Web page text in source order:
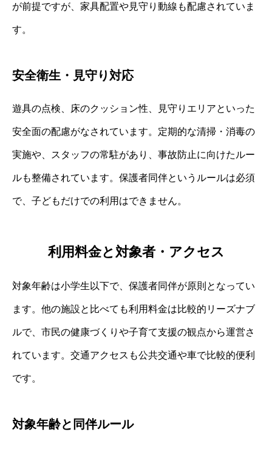
が前提ですが、家具配置や見守り動線も配慮されていま
す。
安全衛生・見守り対応
遊具の点検、床のクッション性、見守りエリアといった
安全面の配慮がなされています。定期的な清掃・消毒の
実施や、スタッフの常駐があり、事故防止に向けたルー
ルも整備されています。保護者同伴というルールは必須
で、子どもだけでの利用はできません。
利用料金と対象者・アクセス
対象年齢は小学生以下で、保護者同伴が原則となってい
ます。他の施設と比べても利用料金は比較的リーズナブ
ルで、市民の健康づくりや子育て支援の観点から運営さ
れています。交通アクセスも公共交通や車で比較的便利
です。
対象年齢と同伴ルール